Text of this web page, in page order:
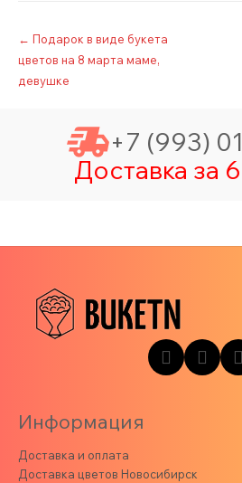
Post
navigation
← Подарок в виде букета
цветов на 8 марта маме,
девушке
+7 (993)
Доставка за
Информация
Доставка и оплата
Доставка цветов Новосибирск